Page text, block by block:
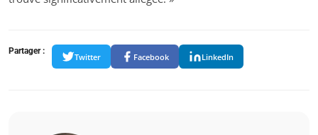
Partager :
Twitter Facebook LinkedIn